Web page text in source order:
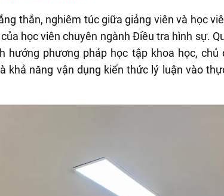
thắn, nghiêm túc giữa giảng viên và học
học viên chuyên ngành Điều tra hình sự.
hướng phương pháp học tập khoa học, chủ
khả năng vận dụng kiến thức lý luận vào